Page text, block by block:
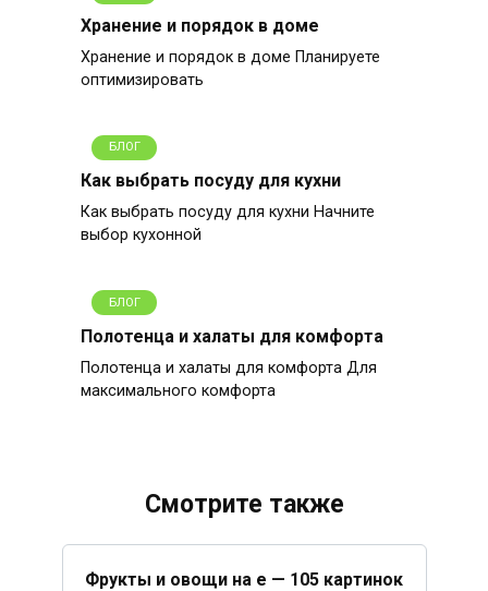
Хранение и порядок в доме
Хранение и порядок в доме Планируете
оптимизировать
БЛОГ
Как выбрать посуду для кухни
Как выбрать посуду для кухни Начните
выбор кухонной
БЛОГ
Полотенца и халаты для комфорта
Полотенца и халаты для комфорта Для
максимального комфорта
Смотрите также
Фрукты и овощи на е — 105 картинок